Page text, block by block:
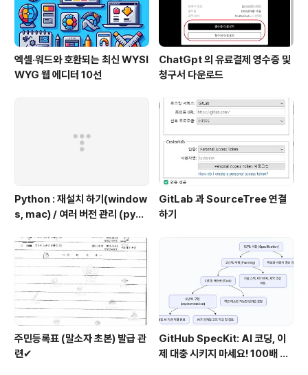
엑셀·워드와 호환되는 최신 WYSI
WYG 웹 에디터 10선
ChatGpt 의 유료결제 영수증 및
청구서 다운로드
Python : 재설치 하기(window
s, mac) / 여러 버전 관리 (pyen
GitLab 과 SourceTree 연결
하기
주민등록표 (말소자 초본) 발급 관
련✔
GitHub SpecKit: AI 코딩, 이
제 대충 시키지 마세요! 100배 똑